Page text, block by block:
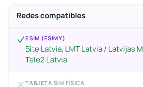
Redes compatibles
ESIM (ESIMY)
Bite Latvia, LMT Latvia / Latvijas
Tele2 Latvia
TARJETA SIM FÍSICA